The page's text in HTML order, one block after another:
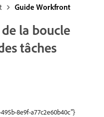
Guide Workfront
la boucle
tâches
8e9f-a77c2e60b40c"}